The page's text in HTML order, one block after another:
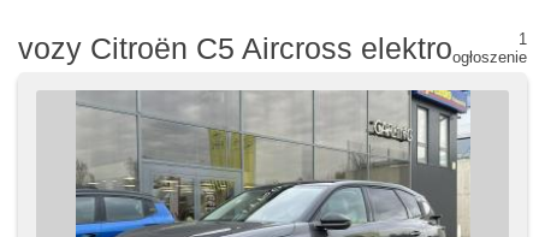
vozy Citroën C5 Aircross elektro
1
ogłoszenie